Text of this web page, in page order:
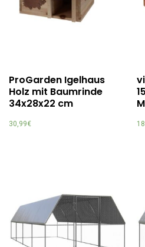
ProGarden Igelhaus
Holz mit Baumrinde
34x28x22 cm
30,99€